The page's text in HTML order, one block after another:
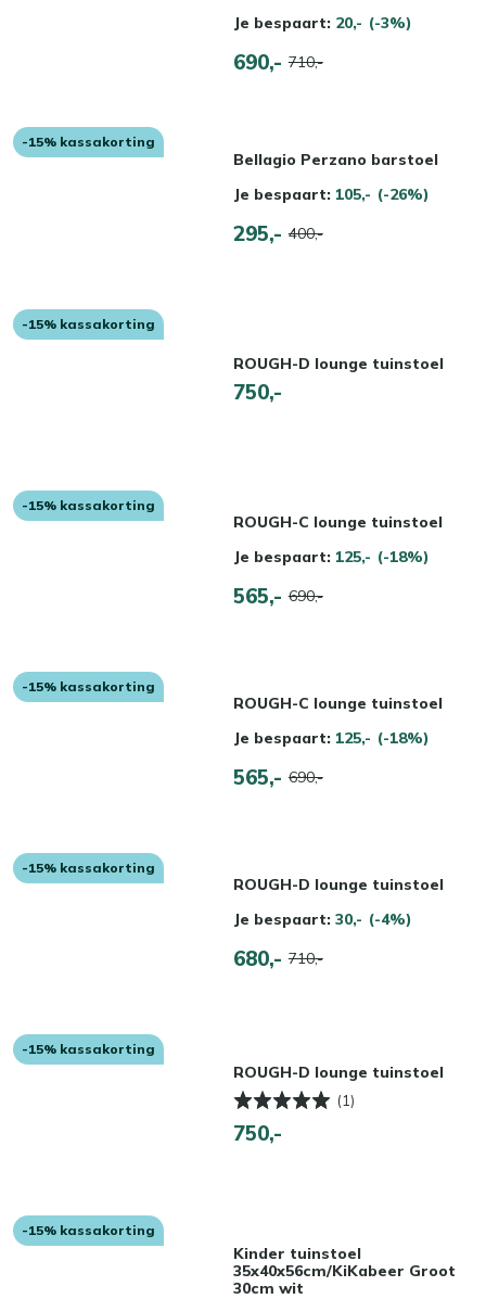
Je bespaart: 20,- (-3%)
690,- 710,-
-15% kassakorting
Bellagio Perzano barstoel
Je bespaart: 105,- (-26%)
295,- 400,-
-15% kassakorting
ROUGH-D lounge tuinstoel
750,-
-15% kassakorting
ROUGH-C lounge tuinstoel
Je bespaart: 125,- (-18%)
565,- 690,-
-15% kassakorting
ROUGH-C lounge tuinstoel
Je bespaart: 125,- (-18%)
565,- 690,-
-15% kassakorting
ROUGH-D lounge tuinstoel
Je bespaart: 30,- (-4%)
680,- 710,-
-15% kassakorting
ROUGH-D lounge tuinstoel
(1)
750,-
-15% kassakorting
Kinder tuinstoel
35x40x56cm/KiKabeer Groot
30cm wit